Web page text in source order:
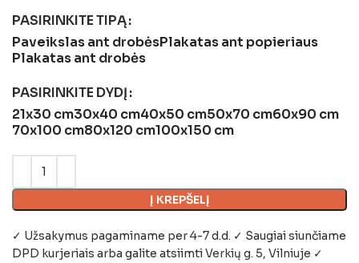
PASIRINKITE TIPĄ
Paveikslas ant drobėsPlakatas ant popieriaus
Plakatas ant drobės
PASIRINKITE DYDĮ
21x30 cm30x40 cm40x50 cm50x70 cm60x90 cm
70x100 cm80x120 cm100x150 cm
Į KREPŠELĮ
✓ Užsakymus pagaminame per 4-7 d.d. ✓ Saugiai siunčiame
DPD kurjeriais arba galite atsiimtiVerkių g. 5, Vilniuje ✓